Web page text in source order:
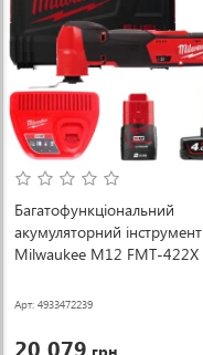
Багатофункціональний
акумуляторний інструмент
Milwaukee M12 FMT-422X
Арт: 4933472239
20 079